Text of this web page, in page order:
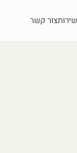
שירותצור קשר